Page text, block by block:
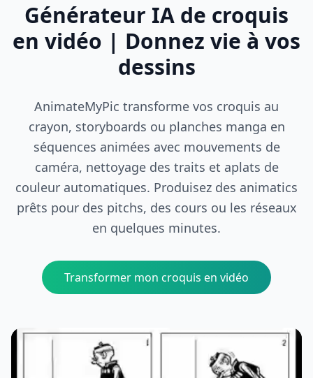
Générateur IA de croquis
en vidéo | Donnez vie à vos
dessins
AnimateMyPic transforme vos croquis au
crayon, storyboards ou planches manga en
séquences animées avec mouvements de
caméra, nettoyage des traits et aplats de
couleur automatiques. Produisez des animatics
prêts pour des pitchs, des cours ou les réseaux
en quelques minutes.
Transformer mon croquis en vidéo